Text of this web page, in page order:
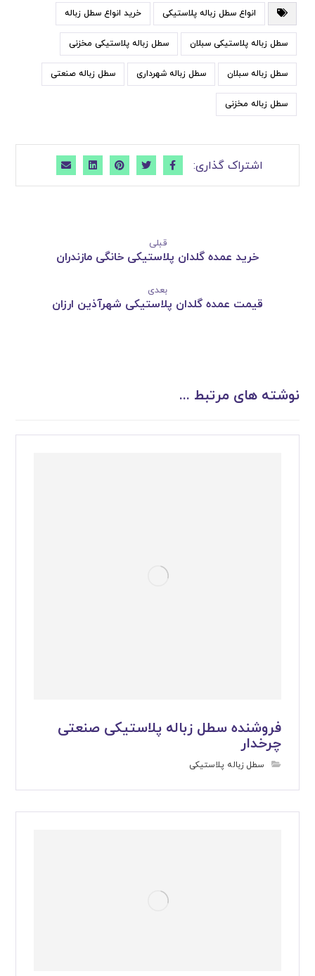
انواع سطل زباله پلاستیکی خرید انواع سطل زباله
سطل زباله پلاستیکی سبلان سطل زباله پلاستیکی مخزنی
سطل زباله سبلان سطل زباله شهرداری سطل زباله صنعتی
سطل زباله مخزنی
قبلی
خرید عمده گلدان پلاستیکی خانگی مازندران
بعدی
قیمت عمده گلدان پلاستیکی شهرآذین ارزان
نوشته های مرتبط ...
فروشنده سطل زباله پلاستیکی صنعتی
چرخدار
سطل زباله پلاستیکی